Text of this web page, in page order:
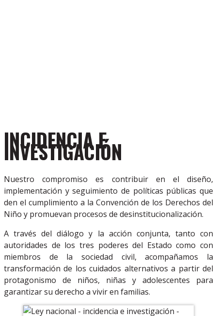
INCIDENCIA E
INVESTIGACIÓN
Nuestro compromiso es contribuir en el diseño,
implementación y seguimiento de políticas públicas que
den el cumplimiento a la Convención de los Derechos del
Niño y promuevan procesos de desinstitucionalización.
A través del diálogo y la acción conjunta, tanto con
autoridades de los tres poderes del Estado como con
miembros de la sociedad civil, acompañamos la
transformación de los cuidados alternativos a partir del
protagonismo de niños, niñas y adolescentes para
garantizar su derecho a vivir en familias.